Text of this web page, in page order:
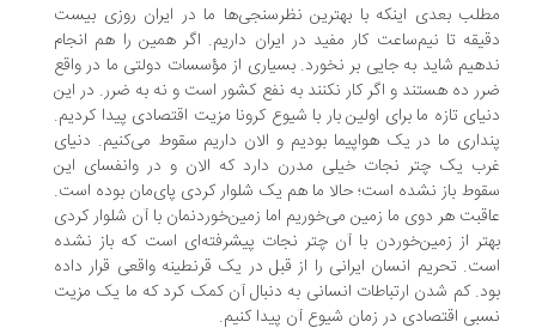
بعدی اینکه با بهترین نظرسنجی‌ها ما در ایران روزی بیست
تا نیم‌ساعت کار مفید در ایران داریم. اگر همین را هم انجام
شاید به جایی بر نخورد. بسیاری از مؤسسات دولتی ما در واقع
ده هستند و اگر کار نکنند به نفع کشور است و نه به ضرر. در این
تازه ما برای اولین بار با شیوع کرونا مزیت اقتصادی پیدا کردیم.
ما در یک هواپیما بودیم و الان داریم سقوط می‌کنیم. دنیای
یک چتر نجات خیلی مدرن دارد که الان و در وانفسای این
باز نشده است؛ حالا ما هم یک شلوار کردی پای‌مان بوده است.
هر دوی ما زمین می‌خوریم اما زمین‌خوردنمان با آن شلوار کردی
از زمین‌خوردن با آن چتر نجات پیشرفته‌ای است که باز نشده
تحریم انسان ایرانی را از قبل در یک قرنطینه واقعی قرار داده
کم شدن ارتباطات انسانی به دنبال آن کمک کرد که ما یک مزیت
اقتصادی در زمان شیوع آن پیدا کنیم.